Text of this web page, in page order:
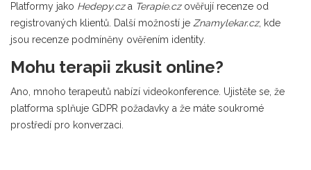
Platformy jako Hedepy.cza Terapie.czověřují recenze od
registrovaných klientů. Další možností je Znamylekar.cz, kde
jsou recenze podmíněny ověřením identity.
Mohu terapii zkusit online?
Ano, mnoho terapeutů nabízí videokonference. Ujistěte se, že
platforma splňuje GDPR požadavky a že máte soukromé
prostředí pro konverzaci.